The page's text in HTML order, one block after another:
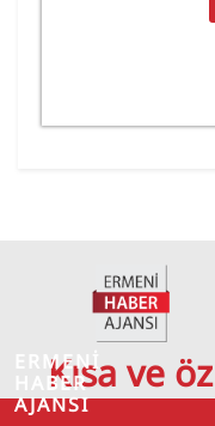
Kısa ve öz
ERMENİ
HABER
AJANSI